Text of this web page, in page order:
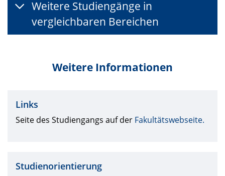
Weitere Studiengänge in
vergleichbaren Bereichen
Weitere Informationen
Links
Seite des Studiengangs auf der Fakultätswebseite.
Studienorientierung